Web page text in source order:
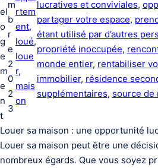
el
o
g
e
m
e
n
t
m
b
r
e
2
0
2
3
rtem
ent
loué ,
loue
r
mais
on
lucratives et conviviales,
partager votre espace,
étant utilisé par d’autres
propriété inoccupée,
monde entier, rentabiliser
immobilier, résidence
supplémentaires, source de
Louer sa maison : une opportunité
Louer sa maison peut être une
nombreux égards. Que vous soyez